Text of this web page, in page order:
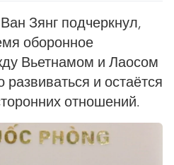
Зянг подчеркнул,
оборонное
Вьетнамом и Лаосом
и остаётся
отношений.